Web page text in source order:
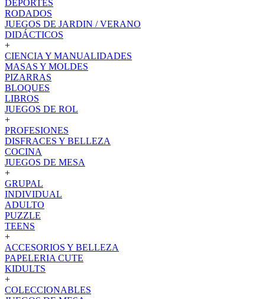
DEPORTES
RODADOS
JUEGOS DE JARDIN / VERANO
DIDÁCTICOS
+
CIENCIA Y MANUALIDADES
MASAS Y MOLDES
PIZARRAS
BLOQUES
LIBROS
JUEGOS DE ROL
+
PROFESIONES
DISFRACES Y BELLEZA
COCINA
JUEGOS DE MESA
+
GRUPAL
INDIVIDUAL
ADULTO
PUZZLE
TEENS
+
ACCESORIOS Y BELLEZA
PAPELERIA CUTE
KIDULTS
+
COLECCIONABLES